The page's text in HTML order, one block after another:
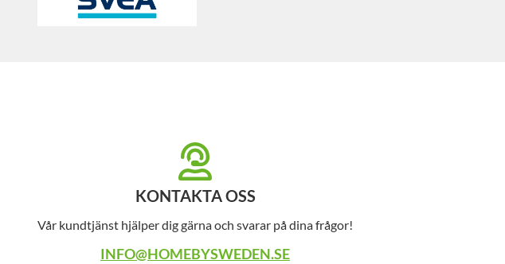
KONTAKTA OSS
Vår kundtjänst hjälper dig gärna och svarar på dina frågor!
INFO@HOMEBYSWEDEN.SE